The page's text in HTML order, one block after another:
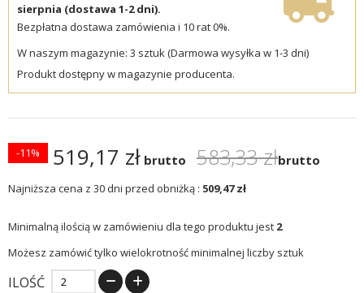
sierpnia (dostawa 1-2 dni).
Bezpłatna dostawa zamówienia i 10 rat 0%.
W naszym magazynie: 3 sztuk (Darmowa wysyłka w 1-3 dni)
Produkt dostępny w magazynie producenta.
519,17 zł brutto 583,33 złbrutto
-11%
Najniższa cena z 30 dni przed obniżką : 509,47 zł
Minimalną ilością w zamówieniu dla tego produktu jest 2
Możesz zamówić tylko wielokrotność minimalnej liczby sztuk
ILOŚĆ